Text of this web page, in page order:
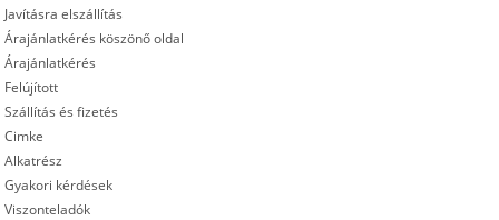
Javításra elszállítás
Árajánlatkérés köszönő oldal
Árajánlatkérés
Felújított
Szállítás és fizetés
Cimke
Alkatrész
Gyakori kérdések
Viszonteladók